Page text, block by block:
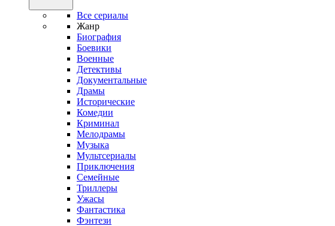
Все сериалы
Жанр
Биография
Боевики
Военные
Детективы
Документальные
Драмы
Исторические
Комедии
Криминал
Мелодрамы
Музыка
Мультсериалы
Приключения
Семейные
Триллеры
Ужасы
Фантастика
Фэнтези